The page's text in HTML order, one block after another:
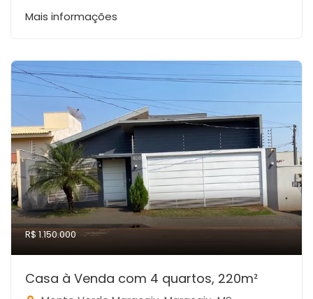
Mais informações
R$ 1.150.000
Casa à Venda com 4 quartos, 220m²